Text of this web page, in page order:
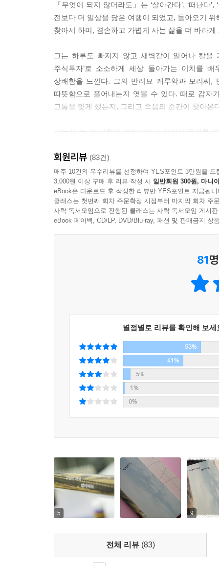
우리는 그렇게 잘 살고 싶다. --- p.41
모리씨와 오로라는 잘 지내고 있다. 여전히 바보
케루악, 넌 좋은 고양이였다.
날 사랑해줬고,
날 기다려줬고,
무엇보다 넌 항상 나를 바라봐줬으니.
안녕, 나의 케루악(2014년 2월~2017년 1월) --- p.67
할 수 있어.
만약 예전처럼 내가 순간의 감정 속에 살았다면 나
내게 여행은 떠남과 돌아옴이다. 어딘가로 떠났
리되고 풍부해진 기분이 든다. 더 먼 곳으로 갈수
문, 그리고 내 방문을 열었을 때 밀려오는 익숙함
은 어떤 마음으로 저 별들을 올려다봤을지 궁금해
그들 중 한 사람은 무리에서 슬며시 떨어져 나와
그리고 우리는 다른 누군가를 사랑하지 않으면
우리는 뭐든 배워야 했다. 실수와 사건, 그리고 경
나는 매일매일 시간과 이별하는 중이다. 그건 그
아차리는 사람이다. 내게 지나간 시간은 아름답
기억하는 경향이 있다. 언제까지나 그럴 것이다.
나의 세계에서는 내가 제일 힘든 사람이었다. 세
다.
나는 사는 게 서툴렀다. 살다 보면 괜찮아질 줄 알
실수의 연속이었고 후회의 나날이었다. 그렇지만
구에게나 공평하다는 걸. --- p.267
나는 아버지보다 더 오래 살고 싶다. 그는 혹독한
issey)보다 오래 살고 싶다. 그의 노래를 더 많이
『무엇이 되지 않더라도』는 ‘살아간다’, ‘떠난
전보다 더 일상을 닮은 여행이 되었고, 돌아오기
찾아서 하며, 겸손하고 가볍게 사는 삶을 더 바라게
그는 하루도 빠지지 않고 새벽같이 일어나 칼
주식투자’로 소소하게 세상 돌아가는 이치를
상쾌함을 느낀다. 그의 반려묘 케루악과 모리씨,
따뜻함으로 풀어내는지 엿볼 수 있다. 때로 갑자
고통을 잊게 했는지, 그리고 죽음의 순간이 찾아
그는 ‘사는 건 귀찮은 것이다’라고 일상의 무게를
그의 일상은 교과서에 실릴 만큼 알차고, 여느 청
걸 하고 있지만 티도 안 나고, 앞으로 계속 이런 식
그는 말한다. 목적도 없이 가던 길을 잃어 조금 더
일이 정확하게 무엇을 위한 것인지 모르지만 그래
회원리뷰 (83건)
매주 10건의 우수리뷰를 선정하여 YES포인트 3만원을 드
3,000원 이상 구매 후 리뷰 작성 시 일반회원 300원, 마니
eBook은 다운로드 후 작성한 리뷰만 YES포인트 지급됩니
클래스는 첫번째 회차 주문확정 시점부터 마지막 회차 주
사락 독서모임으로 진행된 클래스는 사락 독서모임 게시
eBook 페이백, CD/LP, DVD/Blu-ray, 패션 및 판매금지 상
81
별점별로 리뷰를 확인해 보세
53%
41%
5%
1%
0%
5 9
전체 리뷰 (83)